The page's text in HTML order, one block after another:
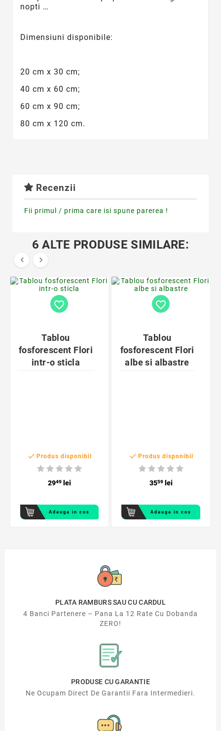
nopti …
Dimensiuni disponibile:
20 cm x 30 cm;
40 cm x 60 cm;
60 cm x 90 cm;
80 cm x 120 cm.
Recenzii
Fii primul / prima care isi spune parerea !
6 ALTE PRODUSE SIMILARE:
 
favorite_border
Tablou
fosforescent Flori
intr-o sticla
 Produs disponibil
2949lei
Adauga in cos
favorite_border
Tablou
fosforescent Flori
albe si albastre
 Produs disponibil
3559lei
Adauga in cos
PLATA RAMBURS SAU CU CARDUL
4 Banci Partenere – Pana La 12 Rate Cu Dobanda
ZERO!
PRODUSE CU GARANTIE
Ne Ocupam Direct De Garantii Fara Intermedieri.